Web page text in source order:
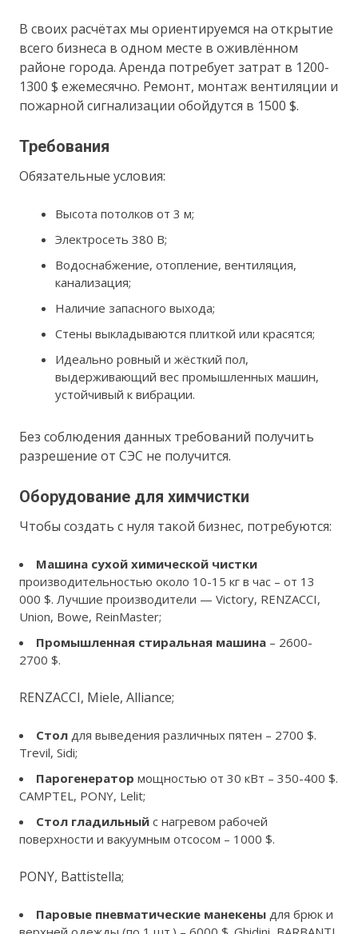
В своих расчётах мы ориентируемся на открытие
всего бизнеса в одном месте в оживлённом
районе города. Аренда потребует затрат в 1200-
1300 $ ежемесячно. Ремонт, монтаж вентиляции и
пожарной сигнализации обойдутся в 1500 $.
Требования
Обязательные условия:
Высота потолков от 3 м;
Электросеть 380 В;
Водоснабжение, отопление, вентиляция,
канализация;
Наличие запасного выхода;
Стены выкладываются плиткой или красятся;
Идеально ровный и жёсткий пол,
выдерживающий вес промышленных машин,
устойчивый к вибрации.
Без соблюдения данных требований получить
разрешение от СЭС не получится.
Оборудование для химчистки
Чтобы создать с нуля такой бизнес, потребуются:
Машина сухой химической чистки
производительностью около 10-15 кг в час – от 13
000 $. Лучшие производители — Victory, RENZACCI,
Union, Bowe, ReinMaster;
Промышленная стиральная машина – 2600-
2700 $.
RENZACCI, Miele, Alliance;
Стол для выведения различных пятен – 2700 $.
Trevil, Sidi;
Парогенератор мощностью от 30 кВт – 350-400 $.
CAMPTEL, PONY, Lelit;
Стол гладильный с нагревом рабочей
поверхности и вакуумным отсосом – 1000 $.
PONY, Battistella;
Паровые пневматические манекены для брюк и